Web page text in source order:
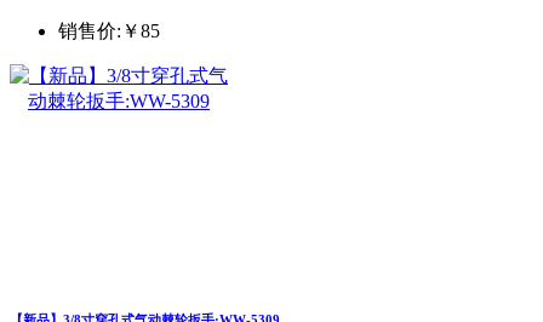
销售价: ￥85